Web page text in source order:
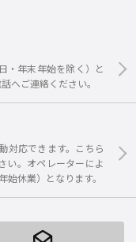
・年末年始を除く）と
へご連絡ください。
対応できます。こちら
い。オペレーターによ
休業）となります。